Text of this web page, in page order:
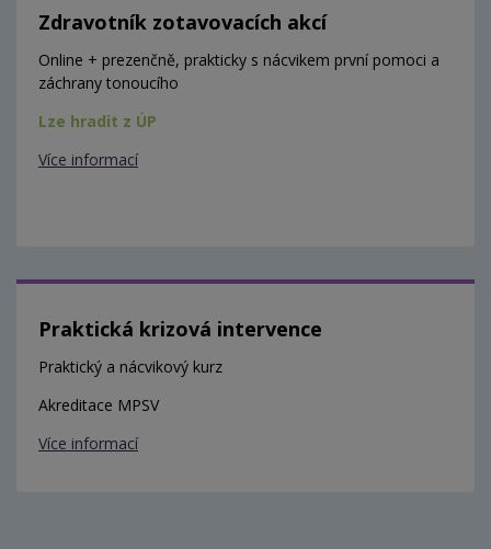
Zdravotník zotavovacích akcí
Online + prezenčně, prakticky s nácvikem první pomoci a
záchrany tonoucího
Lze hradit z ÚP
Více informací
Praktická krizová intervence
Praktický a nácvikový kurz
Akreditace MPSV
Více informací